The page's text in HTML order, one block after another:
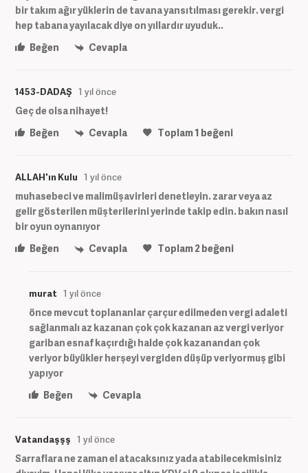
bir takım ağır yüklerin de tavana yansıtılması gerekir. vergi
hep tabana yayılacak diye on yıllardır uyuduk..
Beğen
Cevapla
1453-DADAŞ 1 yıl önce
Geç de olsa nihayet!
Beğen
Cevapla Toplam1 beğeni
ALLAH'ın Kulu 1 yıl önce
muhasebeci ve malimüşavirleri denetleyin. zarar veya az
gelir gösterilen müşterilerini yerinde takip edin. bakın nasıl
bir oyun oynanıyor
Beğen
Cevapla Toplam2beğeni
murat 1 yıl önce
önce mevcut toplananlar çarçur edilmeden vergi adaleti
sağlanmalı az kazanan çok çok kazanan az vergi veriyor
gariban esnaf kaçırdığı halde çok kazanandan çok
veriyor büyükler herşeyi vergiden düşüp veriyormuş gibi
yapıyor
Beğen
Cevapla
Vatandaşşş 1 yıl önce
Sarraflara ne zaman el atacaksınız yada atabilecekmisiniz